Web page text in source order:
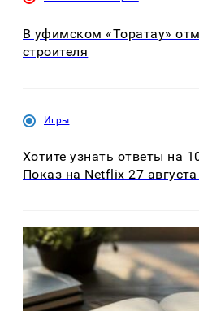
В уфимском «Торатау»
строителя
Игры
Хотите узнать ответы на
Показ на Netflix 27